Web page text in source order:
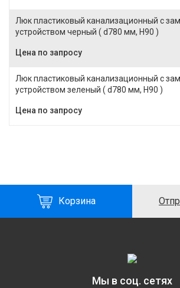
Люк пластиковый канализационный с
устройством черный ( d780 мм, Н90 )
Цена по запросу
Люк пластиковый канализационный с
устройством зеленый ( d780 мм, Н90 )
Цена по запросу
Корзина
Мы в соц. сетях